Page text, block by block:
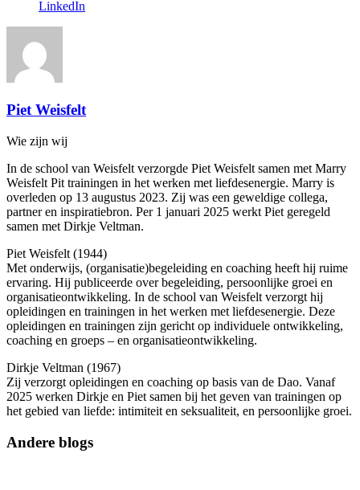
LinkedIn
Piet Weisfelt
Wie zijn wij
In de school van Weisfelt verzorgde Piet Weisfelt samen met Marry
Weisfelt Pit trainingen in het werken met liefdesenergie. Marry is
overleden op 13 augustus 2023. Zij was een geweldige collega,
partner en inspiratiebron. Per 1 januari 2025 werkt Piet geregeld
samen met Dirkje Veltman.
Piet Weisfelt (1944)
Met onderwijs, (organisatie)begeleiding en coaching heeft hij ruime
ervaring. Hij publiceerde over begeleiding, persoonlijke groei en
organisatieontwikkeling. In de school van Weisfelt verzorgt hij
opleidingen en trainingen in het werken met liefdesenergie. Deze
opleidingen en trainingen zijn gericht op individuele ontwikkeling,
coaching en groeps – en organisatieontwikkeling.
Dirkje Veltman (1967)
Zij verzorgt opleidingen en coaching op basis van de Dao. Vanaf
2025 werken Dirkje en Piet samen bij het geven van trainingen op
het gebied van liefde: intimiteit en seksualiteit, en persoonlijke groei.
Andere blogs